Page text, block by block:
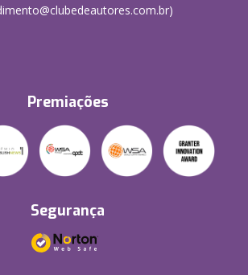
Premiações
Segurança